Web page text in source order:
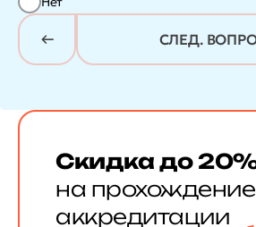
СЛЕД.
Скидка до
на прохождение
аккредитации